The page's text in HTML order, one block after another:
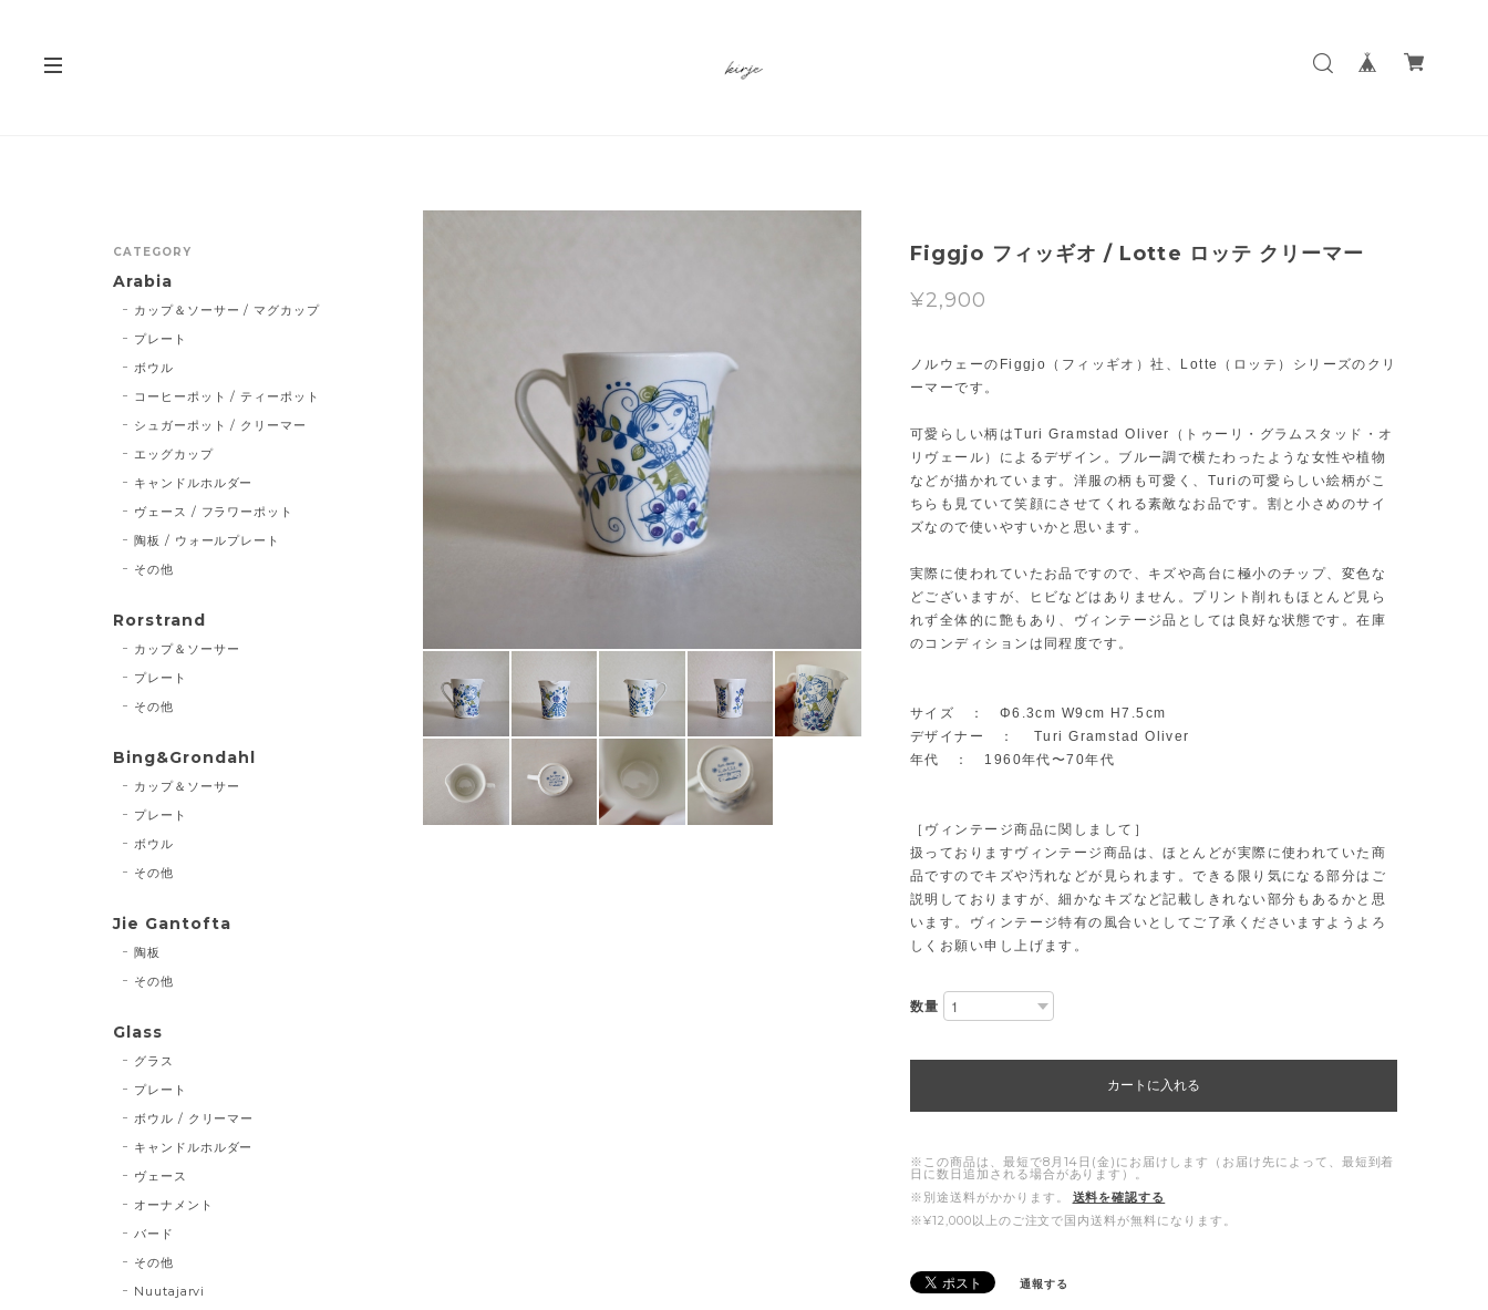
Figgjo フィッギオ / Lotte ロッテ クリーマー
¥2,900
ノルウェーのFiggjo（フィッギオ）社、Lotte（ロッテ）シリーズのクリ
ーマーです。
可愛らしい柄はTuri Gramstad Oliver（トゥーリ・グラムスタッド・オ
リヴェール）によるデザイン。ブルー調で横たわったような女性や植物
などが描かれています。洋服の柄も可愛く、Turiの可愛らしい絵柄がこ
ちらも見ていて笑顔にさせてくれる素敵なお品です。割と小さめのサイ
ズなので使いやすいかと思います。
実際に使われていたお品ですので、キズや高台に極小のチップ、変色な
どございますが、ヒビなどはありません。プリント削れもほとんど見ら
れず全体的に艶もあり、ヴィンテージ品としては良好な状態です。在庫
のコンディションは同程度です。
サイズ ： Φ6.3cm W9cm H7.5cm
デザイナー ： Turi Gramstad Oliver
年代 ： 1960年代〜70年代
［ヴィンテージ商品に関しまして］
扱っておりますヴィンテージ商品は、ほとんどが実際に使われていた商
品ですのでキズや汚れなどが見られます。できる限り気になる部分はご
説明しておりますが、細かなキズなど記載しきれない部分もあるかと思
います。ヴィンテージ特有の風合いとしてご了承くださいますようよろ
しくお願い申し上げます。
数量
カートに入れる
※この商品は、最短で8月14日(金)にお届けします（お届け先によって、最短到着
日に数日追加される場合があります）。
※別途送料がかかります。
送料を確認する
※¥12,000以上のご注文で国内送料が無料になります。
通報する
CATEGORY
Arabia
カップ＆ソーサー / マグカップ
プレート
ボウル
コーヒーポット / ティーポット
シュガーポット / クリーマー
エッグカップ
キャンドルホルダー
ヴェース / フラワーポット
陶板 / ウォールプレート
その他
Rorstrand
カップ＆ソーサー
プレート
その他
Bing&Grondahl
カップ＆ソーサー
プレート
ボウル
その他
Jie Gantofta
陶板
その他
Glass
グラス
プレート
ボウル / クリーマー
キャンドルホルダー
ヴェース
オーナメント
バード
その他
Nuutajarvi